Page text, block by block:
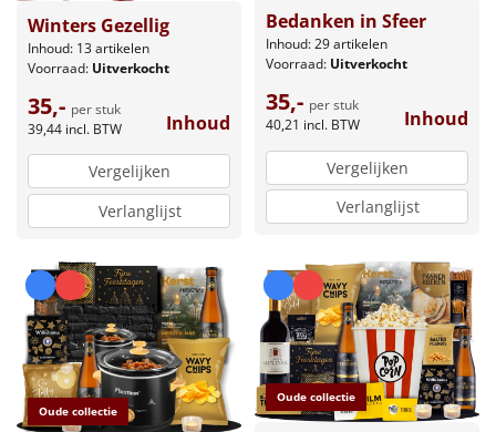
Winters Gezellig
Inhoud: 13 artikelen
Voorraad: Uitverkocht
35,- per stuk
39,44 incl. BTW Inhoud
Vergelijken
Verlanglijst
Bedanken in Sfeer
Inhoud: 29 artikelen
Voorraad: Uitverkocht
35,- per stuk
40,21 incl. BTW Inhoud
Vergelijken
Verlanglijst
Oude collectie
Oude collectie